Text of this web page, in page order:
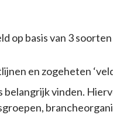
op basis van 3
en zogeheten
belangrijk vinden.